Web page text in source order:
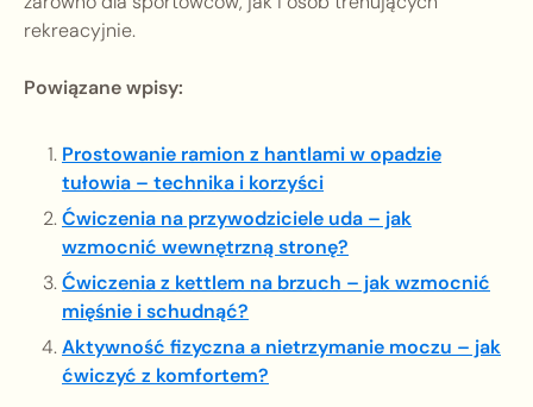
rekreacyjnie.
Powiązane wpisy:
Prostowanie ramion z hantlami w opadzie
tułowia – technika i korzyści
Ćwiczenia na przywodziciele uda – jak
wzmocnić wewnętrzną stronę?
Ćwiczenia z kettlem na brzuch – jak wzmocnić
mięśnie i schudnąć?
Aktywność fizyczna a nietrzymanie moczu – jak
ćwiczyć z komfortem?